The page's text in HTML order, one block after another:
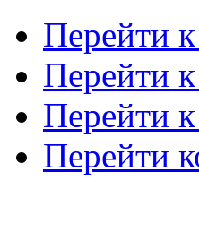
Перейти
Перейти
Перейти
Перейти